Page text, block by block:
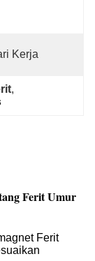
Kerja
,
Ferit Umur
Ferit